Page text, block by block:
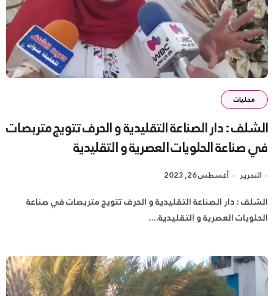
محليات
الشلف : دار الصناعة التقليدية و الحرف تتويج متربصات
في صناعة الحلويات العصرية و التقليدية
التحرير أغسطس 26, 2023
الشلف : دار الصناعة التقليدية و الحرف تتويج متربصات في صناعة
الحلويات العصرية و التقليدية....